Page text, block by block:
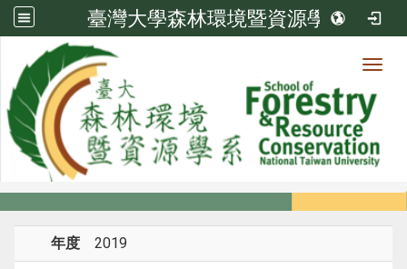
臺灣大學森林環境暨資源學系
系所成員
系所成員
年度 2019